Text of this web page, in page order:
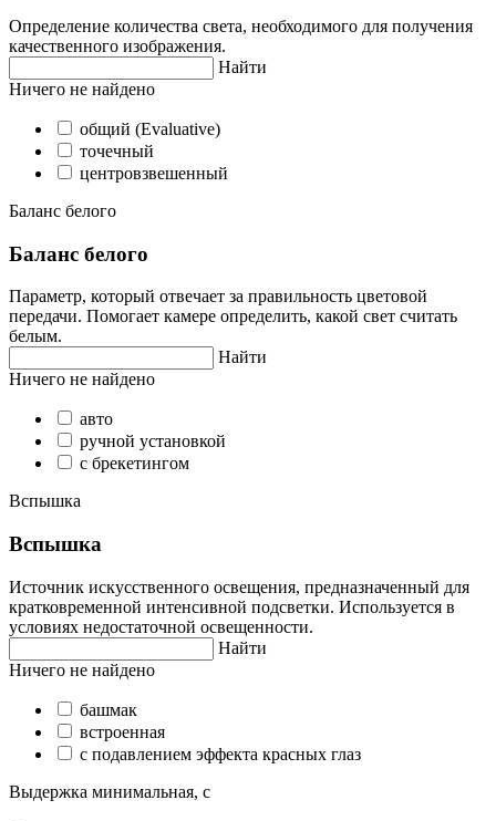
Определение количества света, необходимого для получения
качественного изображения.
Найти
Ничего не найдено
общий (Evaluative)
точечный
центровзвешенный
Баланс белого
Баланс белого
Параметр, который отвечает за правильность цветовой
передачи. Помогает камере определить, какой свет считать
белым.
Найти
Ничего не найдено
авто
ручной установкой
с брекетингом
Вспышка
Вспышка
Источник искусственного освещения, предназначенный для
кратковременной интенсивной подсветки. Используется в
условиях недостаточной освещенности.
Найти
Ничего не найдено
башмак
встроенная
с подавлением эффекта красных глаз
Выдержка минимальная, с